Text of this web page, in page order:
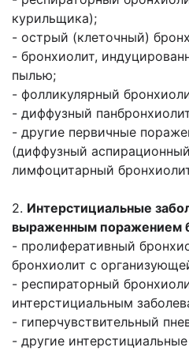
курильщика);
- острый (клеточный)
- бронхиолит,
пылью;
- фолликулярный
- диффузный
- другие первичные
(диффузный
лимфоцитарный
2. Интерстициальные
выраженным поражением
- пролиферативный
бронхиолит с
- респираторный
интерстициальным
- гиперчувствительный
- другие